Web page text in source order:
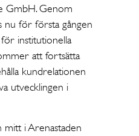
GmbH. Genom
nu för första gången
institutionella
att fortsätta
kundrelationen
utvecklingen i
mitt i Arenastaden